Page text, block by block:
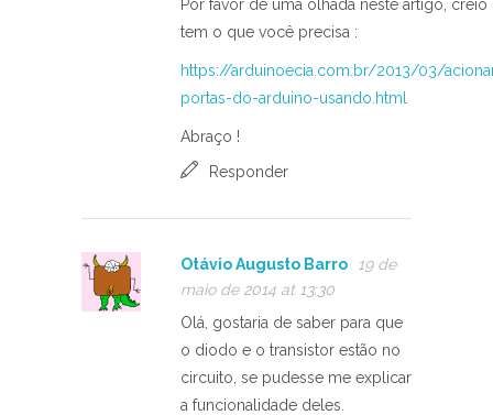
Por favor dê uma olhada neste artigo, creio
tem o que você precisa :
https://arduinoecia.com.br/2013/03/
portas-do-arduino-usando.html
Abraço !
Responder
Otávio Augusto Barro
19 de
maio de 2014 at 13:30
Olá, gostaria de saber para que
o diodo e o transistor estão no
circuito, se pudesse me explicar
a funcionalidade deles.